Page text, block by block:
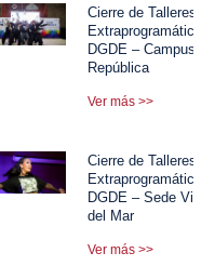
Cierre de Talleres
Extraprogramáticos
DGDE – Campus
República
Ver más >>
Cierre de Talleres
Extraprogramáticos
DGDE – Sede Viña
del Mar
Ver más >>